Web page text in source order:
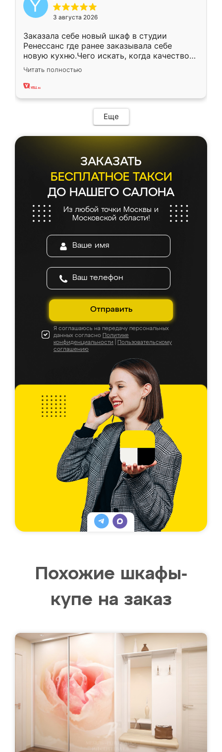
3 августа 2026
Заказала себе новый шкаф в студии
Ренессанс где ранее заказывала себе
новую кухню.Чего искать, когда качеством
вполне довольна. Служит кухня уже почти
два года, нареканий нет.
Читать полностью
Еще
ЗАКАЗАТЬ
БЕСПЛАТНОЕ ТАКСИ
ДО НАШЕГО САЛОНА
Из любой точки Москвы и
Московской области!
Отправить
Я соглашаюсь на передачу персональных
данных согласно Политике
конфиденциальности
Пользовательскому
соглашению
Похожие шкафы-
купе на заказ